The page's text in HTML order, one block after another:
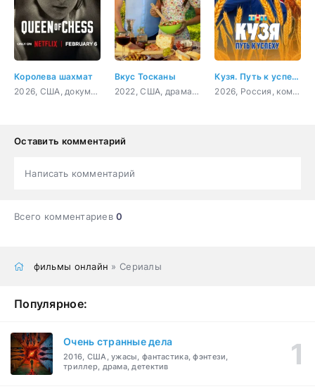
Королева шахмат
2026, США, документальный, биография
Вкус Тосканы
2022, США, драма, мелодрама, комедия
Кузя. Путь к успеху
2026, Россия, комедия
Оставить комментарий
Написать комментарий
Всего комментариев0
фильмы онлайн » Сериалы
Популярное:
Очень странные дела
2016, США, ужасы, фантастика, фэнтези,
триллер, драма, детектив